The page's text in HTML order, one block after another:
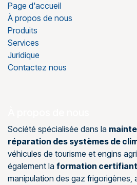
Page d'accueil
À propos de nous
Produits
Services
Juridique
Contactez nous
Société spécialisée dans la
réparation des systèmes de
véhicules de tourisme et engins
également la formation
manipulation des gaz frigorigènes,